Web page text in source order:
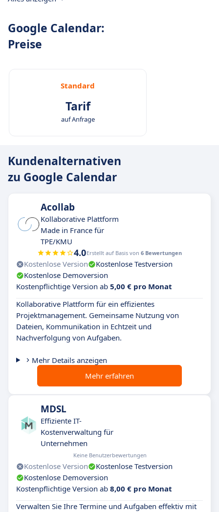
Google Calendar:
Preise
Standard
Tarif
auf Anfrage
Kundenalternativen
zu Google Calendar
Acollab
Kollaborative Plattform
Made in France für
TPE/KMU
4.0Erstellt auf Basis von 6 Bewertungen
Kostenlose Version
Kostenlose Testversion
Kostenlose Demoversion
Kostenpflichtige Version ab 5,00 € pro Monat
Kollaborative Plattform für ein effizientes
Projektmanagement. Gemeinsame Nutzung von
Dateien, Kommunikation in Echtzeit und
Nachverfolgung von Aufgaben.
Mehr Details anzeigen
Mehr erfahren
MDSL
Effiziente IT-
Kostenverwaltung für
Unternehmen
Keine Benutzerbewertungen
Kostenlose Version
Kostenlose Testversion
Kostenlose Demoversion
Kostenpflichtige Version ab 8,00 € pro Monat
Verwalten Sie Ihre Termine und Aufgaben effektiv mit